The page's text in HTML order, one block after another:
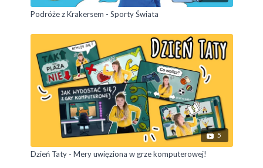
Podróże z Krakersem - Sporty Świata
5
Dzień Taty - Mery uwięziona w grze komputerowej!